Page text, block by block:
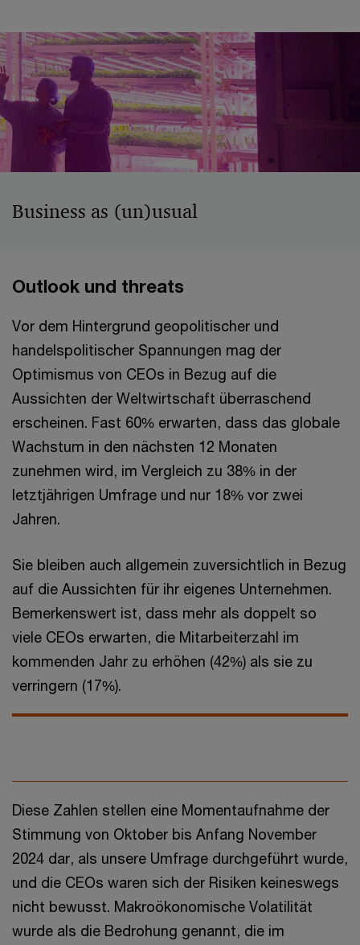
Business as (un)usual
Outlook und threats
Vor dem Hintergrund geopolitischer und
handelspolitischer Spannungen mag der
Optimismus von CEOs in Bezug auf die
Aussichten der Weltwirtschaft überraschend
erscheinen. Fast 60% erwarten, dass das globale
Wachstum in den nächsten 12 Monaten
zunehmen wird, im Vergleich zu 38% in der
letztjährigen Umfrage und nur 18% vor zwei
Jahren.
Sie bleiben auch allgemein zuversichtlich in Bezug
auf die Aussichten für ihr eigenes Unternehmen.
Bemerkenswert ist, dass mehr als doppelt so
viele CEOs erwarten, die Mitarbeiterzahl im
kommenden Jahr zu erhöhen (42%) als sie zu
verringern (17%).
Diese Zahlen stellen eine Momentaufnahme der
Stimmung von Oktober bis Anfang November
2024 dar, als unsere Umfrage durchgeführt wurde,
und die CEOs waren sich der Risiken keineswegs
nicht bewusst. Makroökonomische Volatilität
wurde als die Bedrohung genannt, die im